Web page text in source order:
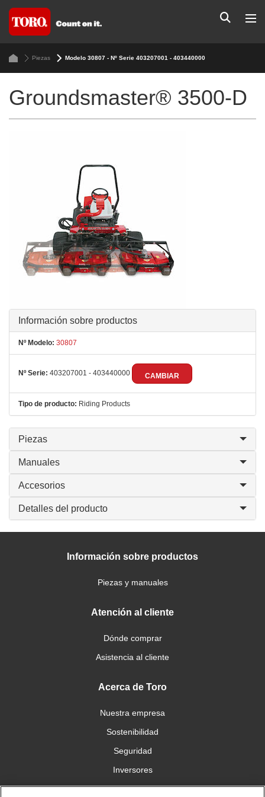
Piezas Modelo 30807 - Nº Serie 403207001 - 403440000
Groundsmaster® 3500-D
Información sobre productos
Nº Modelo: 30807
Nº Serie: 403207001 - 403440000 CAMBIAR
Tipo de producto: Riding Products
Piezas
Manuales
Accesorios
Detalles del producto
Información sobre productos
Piezas y manuales
Atención al cliente
Dónde comprar
Asistencia al cliente
Acerca de Toro
Nuestra empresa
Sostenibilidad
Seguridad
Inversores
Trabajo